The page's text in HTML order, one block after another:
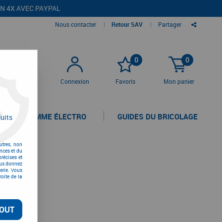
4X AVEC PAYPAL
Nous contacter | Retour SAV | Partager
Connexion
0
Favoris
0
Mon panier
LA GAMME ÉLECTRO GUIDES DU BRICOLAGE
non
et du
et
donnez
Vous
de la